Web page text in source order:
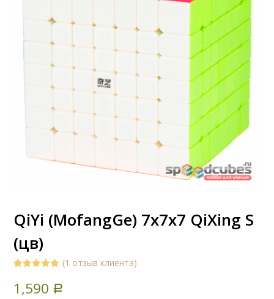
QiYi (MofangGe) 7x7x7 QiXing S
(цв)
based on
customer
(1 отзыв клиента)
1,590 Р